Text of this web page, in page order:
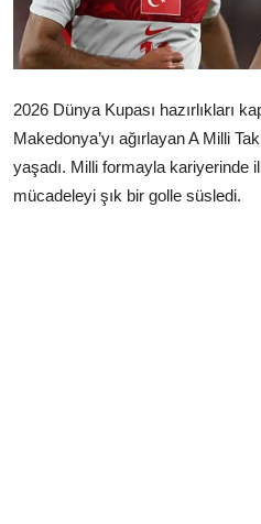
2026 Dünya Kupası hazırlıkları
Makedonya’yı ağırlayan A Milli
yaşadı. Milli formayla kariyerinde
mücadeleyi şık bir golle süsledi.